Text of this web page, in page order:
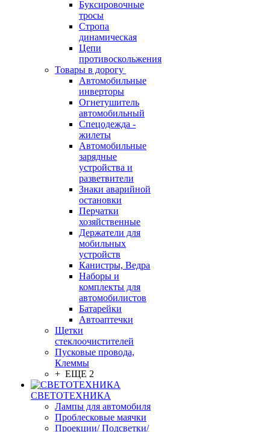
Буксировочные
тросы
Стропа
динамическая
Цепи
противоскольжения
Товары в дорогу
Автомобильные
инверторы
Огнетушитель
автомобильный
Спецодежда -
жилеты
Автомобильные
зарядные
устройства и
разветвители
Знаки аварийной
остановки
Перчатки
хозяйственные
Держатели для
мобильных
устройств
Канистры, Ведра
Наборы и
комплекты для
автомобилистов
Батарейки
Автоаптечки
Щетки
стеклоочистителей
Пусковые провода,
Клеммы
+ ЕЩЕ 2
СВЕТОТЕХНИКА
Лампы для автомобиля
Проблесковые маячки
Проекции/ Подсветки/